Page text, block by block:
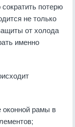
потерю
не только
от холода
именно
оконной рамы в